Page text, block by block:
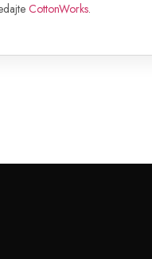
CottonWorks.